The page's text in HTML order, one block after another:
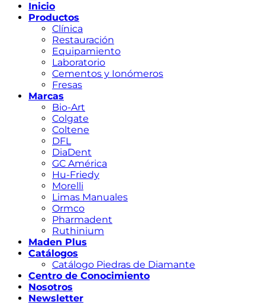
Inicio
Productos
Clínica
Restauración
Equipamiento
Laboratorio
Cementos y Ionómeros
Fresas
Marcas
Bio-Art
Colgate
Coltene
DFL
DiaDent
GC América
Hu-Friedy
Morelli
Limas Manuales
Ormco
Pharmadent
Ruthinium
Maden Plus
Catálogos
Catálogo Piedras de Diamante
Centro de Conocimiento
Nosotros
Newsletter